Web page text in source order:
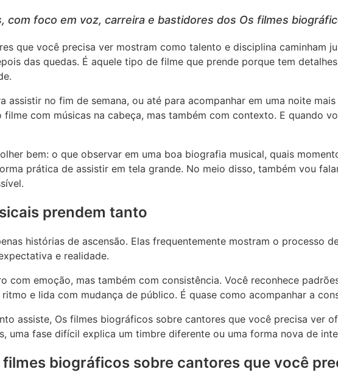
com foco em voz, carreira e bastidores dos Os filmes
que você precisa ver mostram como talento e disciplina caminham
das quedas. É aquele tipo de filme que prende porque tem
assistir no fim de semana, ou até para acompanhar em uma noite
filme com músicas na cabeça, mas também com contexto. E quando
bem: o que observar em uma boa biografia musical, quais
prática de assistir em tela grande. No meio disso, também vou
prendem tanto
histórias de ascensão. Elas frequentemente mostram o processo
e realidade.
com emoção, mas também com consistência. Você reconhece
e lida com mudança de público. É quase como acompanhar a
assiste, Os filmes biográficos sobre cantores que você precisa ver
uma fase difícil explica um timbre diferente ou uma forma nova de
biográficos sobre cantores que você